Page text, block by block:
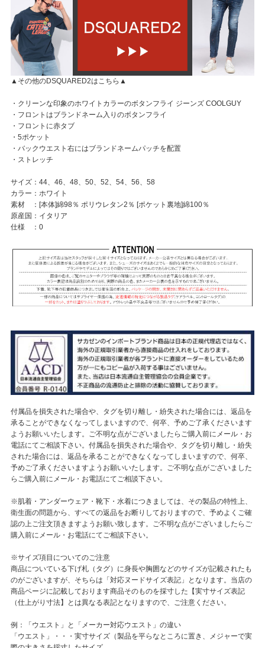
▲その他のDSQUARED2はこちら▲
・クリーンな印象のホワイトカラーのボタンフライ ジーンズ COOLGUY
・フロントはブランドネーム入りのボタンフライ
・フロントに赤タブ
・5ポケット
・バックウエスト右にはブランドネームパッチを配置
・ストレッチ
サイズ：44、46、48、50、52、54、56、58
カラー：ホワイト
素材 ：[本体]綿98％ ポリウレタン2％ [ポケット裏地]綿100％
原産国：イタリア
仕様 ：0
付属品を損失された場合や、タグを切り離し・紛失された場合には、返品を
承ることができなくなってしまいますので、何卒、予めご了承くださいます
ようお願いいたします。ご不明な点がございましたらご購入前にメール・お
電話にてご相談下さい。付属品を損失された場合や、タグを切り離し・紛失
された場合には、返品を承ることができなくなってしまいますので、何卒、
予めご了承くださいますようお願いいたします。ご不明な点がございました
らご購入前にメール・お電話にてご相談下さい。
※肌着・アンダーウェア・靴下・水着につきましては、その製品の特性上、
衛生面の問題から、すべての返品をお断りしておりますので、予めよくご確
認の上ご注文頂きますようお願い致します。ご不明な点がございましたらご
購入前にメール・お電話にてご相談下さい。
※サイズ項目についてのご注意
商品についている下げ札（タグ）に身長や胸囲などのサイズが記載されたも
のがございますが、そちらは「対応ヌードサイズ表記」となります。当店の
商品ページに記載しております商品そのものを採寸した【実寸サイズ表記
（仕上がり寸法】とは異なる表記となりますので、ご注意ください。
例：「ウエスト」と「メーカー対応ウエスト」の違い
「ウエスト」・・・実寸サイズ（製品を平らなところに置き、メジャーで実